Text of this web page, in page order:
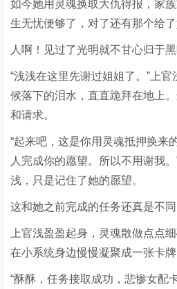
如今她用灵魂换取大仇得报，家
生无忧便够了，对了还有那个给了
人啊！见过了光明就不甘心归于黑
“浅浅在这里先谢过姐姐了。”上
候落下的泪水，直直跪拜在地上
和请求。
“起来吧，这是你用灵魂抵押换来
人完成你的愿望。所以不用谢我
浅，只是记住了她的愿望。
这和她之前完成的任务还真是不
上官浅盈盈起身，灵魂散做点点
在小系统身边慢慢凝聚成一张卡牌
“酥酥，任务接取成功，悲惨女配